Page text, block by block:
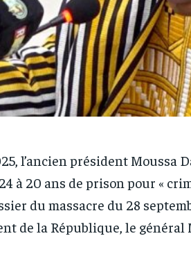
l’ancien président Moussa
à 20 ans de prison pour «
du massacre du 28
de la République, le général